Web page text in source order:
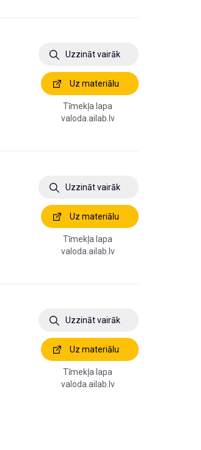
Uzzināt vairāk
Uz materiālu
Tīmekļa lapa
valoda.ailab.lv
Uzzināt vairāk
Uz materiālu
Tīmekļa lapa
valoda.ailab.lv
Uzzināt vairāk
Uz materiālu
Tīmekļa lapa
valoda.ailab.lv